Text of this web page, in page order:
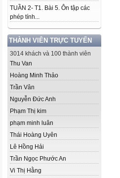
TUẦN 2- T1. Bài 5. Ôn tập các
phép tính...
THÀNH VIÊN TRỰC TUYẾN
3014 khách và 100 thành viên
Thu Van
Hoàng Minh Thảo
Trần Vân
Nguyễn Đức Anh
Phạm Thị kim
phạm minh luân
Thái Hoàng Uyên
Lê Hồng Hải
Trần Ngọc Phước An
Vi Thị Hằng